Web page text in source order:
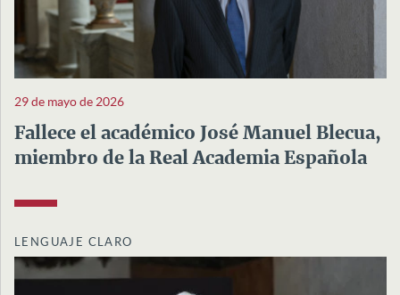
29 de mayo de 2026
Fallece el académico José Manuel Blecua,
miembro de la Real Academia Española
LENGUAJE CLARO